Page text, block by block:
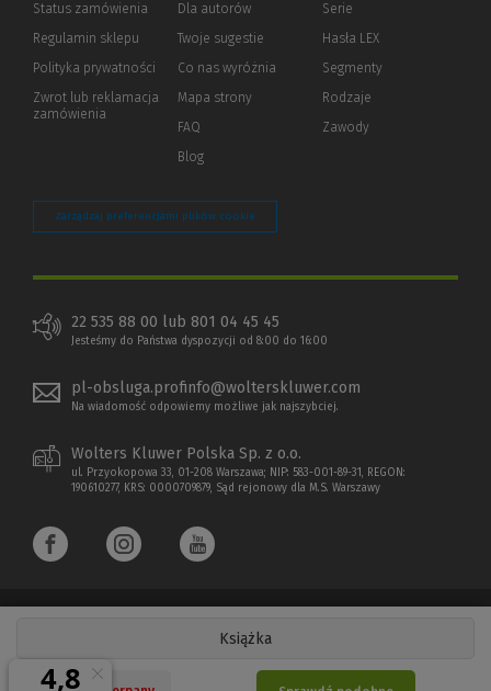
Książka
Status zamówienia
Regulamin sklepu
Polityka prywatności (Nowe
(Link
innej
Zwrot lub reklamacja
zamówienia
Dla autorów(Nowe
(Link
innej
strony)
Twoje sugestie
Co nas wyróżnia
Mapa strony
FAQ
Blog
Serie
Hasła LEX
Segmenty
Rodzaje
Zawody
Zarządzaj preferencjami plików cookie
22 535 88 00 lub 801 04 45 45
Jesteśmy do Państwa dyspozycji od 8:00 do 16:00
pl-obsluga.profinfo@wolterskluwer.com
Na wiadomość odpowiemy możliwe jak najszybciej.
Wolters Kluwer Polska Sp. z o.o.
ul. Przyokopowa 33, 01-208 Warszawa; NIP: 583-001-89-31, REGON:
190610277, KRS: 0000709879, Sąd rejonowy dla M.S. Warszawy
Copyright 1997 - 2026 Wolters Kluwer Polska Sp. z o.o.